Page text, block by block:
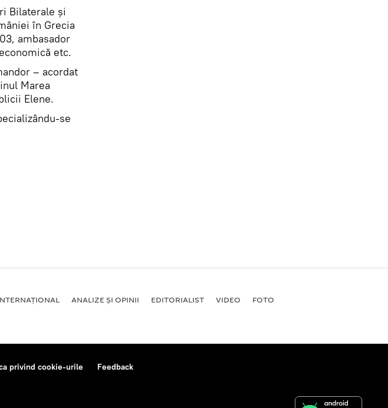
Bilaterale și
în Grecia
ambasador
etc.
– acordat
Marea
Elene.
se
ANALIZE ȘI OPINII EDITORIALIST VIDEO FOTO
privind cookie-urile Feedback